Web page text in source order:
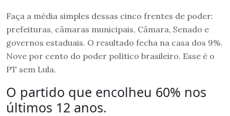
Faça a média simples dessas cinco frentes de poder:
prefeituras, câmaras municipais, Câmara, Senado e
governos estaduais. O resultado fecha na casa dos 9%.
Nove por cento do poder político brasileiro. Esse é o
PT sem Lula.
O partido que encolheu 60% nos
últimos 12 anos.